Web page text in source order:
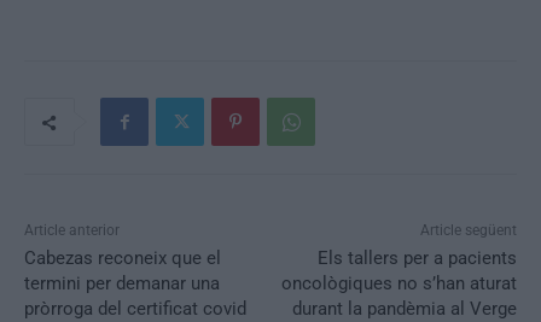
o
Article anterior
Cabezas reconeix que el
termini per demanar una
pròrroga del certificat covid
Article següent
Els tallers per a pacients
oncològiques no s’han aturat
durant la pandèmia al Verge